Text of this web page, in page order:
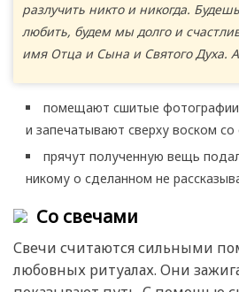
разлучить никто и никогда.
любить, будем мы долго и
имя Отца и Сына и Святого Духа.
помещают сшитые фотографии
и запечатывают сверху воском со
прячут полученную вещь
никому о сделанном не
Со свечами
Свечи считаются сильными
любовных ритуалах. Они